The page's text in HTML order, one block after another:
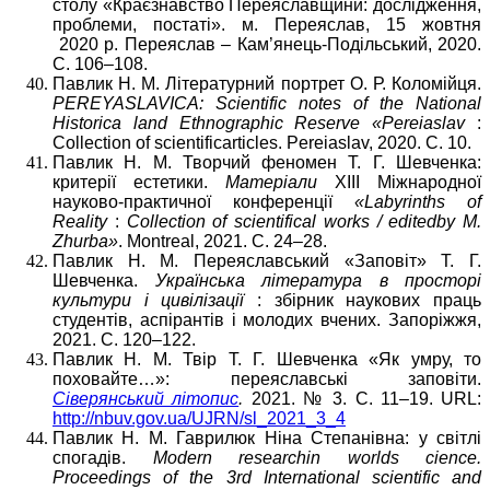
столу «Краєзнавство Переяславщини: дослідження,
проблеми, постаті». м. Переяслав, 15 жовтня
2020 р. Переяслав – Кам’янець-Подільський, 2020.
С. 106–108.
Павлик Н. М. Літературний портрет О. Р. Коломійця.
PEREYASLAVІCA: Scientific notes of the
National
Historica
land Ethnographic Reserve «Pereіaslav:
Collection of scientificarticles. Pereіaslav, 2020. С. 10.
Павлик Н. М. Творчий феномен Т. Г. Шевченка:
критерії естетики. Матеріали XІІІ Міжнародної
науково-практичної конференції«Labyrinths
of
Reality: Collection of scientifical works / editedby M.
Zhurba». Montreal, 2021. С. 24–28.
Павлик Н. М. Переяславський «Заповіт» Т. Г.
Шевченка. Українська література в просторі
культури і цивілізації : збірник наукових праць
студентів, аспірантів і молодих вчених. Запоріжжя,
2021. С. 120–122.
Павлик Н. М. Твір Т. Г. Шевченка «Як умру, то
поховайте…»: переяславські заповіти.
Сіверянський літопис. 2021. № 3. С. 11–19. URL:
http://nbuv.gov.ua/UJRN/sl_2021_3_4
Павлик Н. М. Гаврилюк Ніна Степанівна: у світлі
спогадів. Modern researchin worlds cience.
Proceedings
of the 3rd International
scientific and